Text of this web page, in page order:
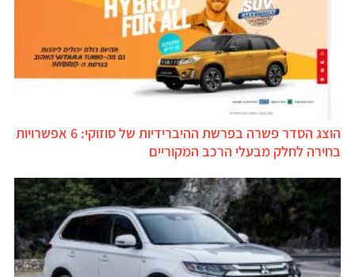
הוצג הסדר פשרה בפרשת ההיברידיות של סוזוקי: 6 אפשרויות
בחירה לחלק מבעלי הרכב המקוריים